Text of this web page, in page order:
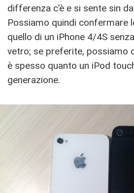
differenza c’è e si sente sin
Possiamo quindi confermare
quello di un iPhone 4/4S
vetro; se preferite, possiamo
è spesso quanto un iPod
generazione.